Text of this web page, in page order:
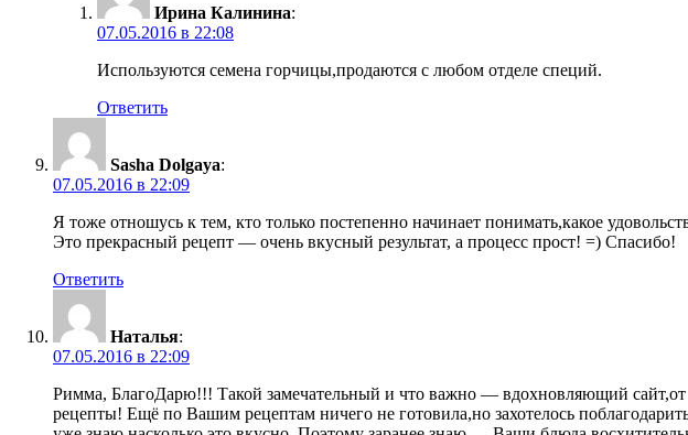
Ирина Калинина:
07.05.2016 в 22:08
Используются семена горчицы,продаются с любом отделе специй.
Ответить
Sasha Dolgaya:
07.05.2016 в 22:09
Я тоже отношусь к тем, кто только постепенно начинает понимать,какое
Это прекрасный рецепт — очень вкусный результат, а процесс прост! =) Спасибо!
Ответить
Наталья:
07.05.2016 в 22:09
Римма, БлагоДарю!!! Такой замечательный и что важно — вдохновляющий сайт,от
рецепты! Ещё по Вашим рецептам ничего не готовила,но захотелось